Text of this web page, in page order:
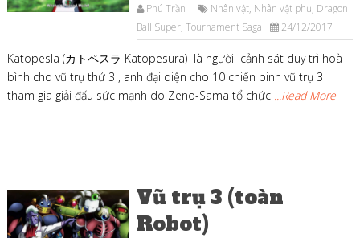
Phú Trần Nhân vật, Nhân vật phụ, Dragon
Ball Super,Tournament Saga 24/12/2017
Katopesla (カトペスラ Katopesura) là người cảnh sát duy trì hoà
bình cho vũ trụ thứ 3 , anh đại diện cho 10 chiến binh vũ trụ 3
tham gia giải đấu sức mạnh do Zeno-Sama tổ chức ...Read More
Vũ trụ 3 (toàn
Robot)